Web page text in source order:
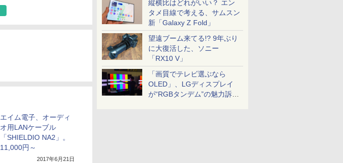
縦横比はどれがいい？ エン
タメ目線で考える、サムスン
新「Galaxy Z Fold」
望遠ブーム来てる!? 9年ぶり
に大復活した、ソニー
「RX10 V」
「画質でテレビ選ぶなら
OLED」、LGディスプレイ
が“RGBタンデム”の魅力訴
エイム電子、オーディ
オ用LANケーブル
「SHIELDIO NA2」。
11,000円～
2017年6月21日